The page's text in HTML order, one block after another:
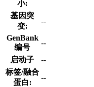
小:
基因突
变:
--
GenBank
编号
--
启动子
--
标签/融合
蛋白:
--